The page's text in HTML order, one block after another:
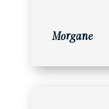
Morgane